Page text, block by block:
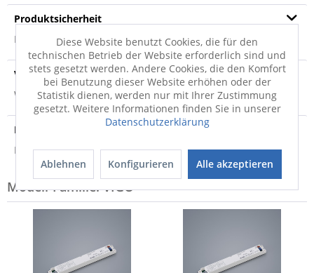
Produktsicherheit
Produktsicherheit
Versandinfo
Weitere Informationen zum Versand...
Entsorgungshinweis
Hinweis zur Entsorgung von Elektrogeräten
Modell-Familie: VIGO
Diese Website benutzt Cookies, die für den
technischen Betrieb der Website erforderlich sind und
stets gesetzt werden. Andere Cookies, die den Komfort
bei Benutzung dieser Website erhöhen oder der
Statistik dienen, werden nur mit Ihrer Zustimmung
gesetzt. Weitere Informationen finden Sie in unserer
Datenschutzerklärung
Ablehnen Konfigurieren Alle akzeptieren